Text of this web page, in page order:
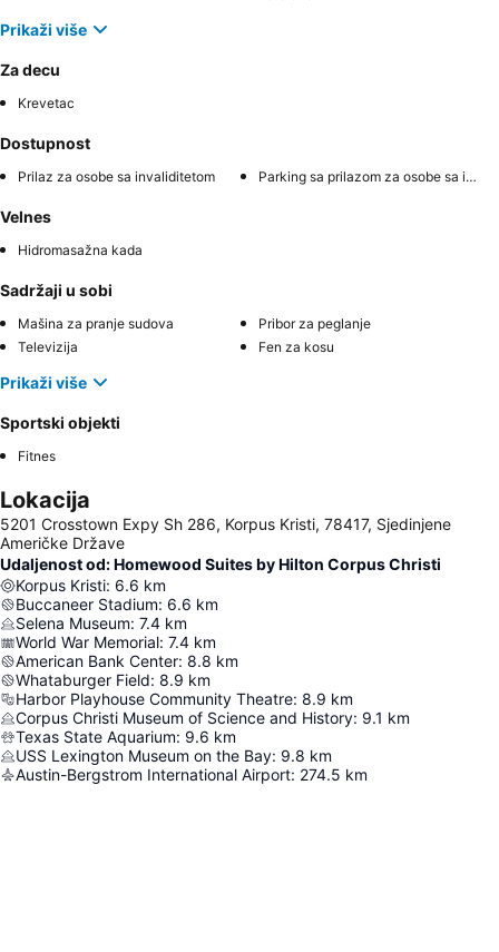
Prikaži više
Za decu
Krevetac
Dostupnost
Prilaz za osobe sa invaliditetom Parking sa prilazom za osobe sa invaliditetom
Velnes
Hidromasažna kada
Sadržaji u sobi
Mašina za pranje sudova
Pribor za peglanje
Televizija
Fen za kosu
Prikaži više
Sportski objekti
Fitnes
Lokacija
5201 Crosstown Expy Sh 286, Korpus Kristi, 78417, Sjedinjene
Američke Države
Udaljenost od: Homewood Suites by Hilton Corpus Christi
Korpus Kristi: 6.6 km
Buccaneer Stadium: 6.6 km
Selena Museum: 7.4 km
World War Memorial: 7.4 km
American Bank Center: 8.8 km
Whataburger Field: 8.9 km
Harbor Playhouse Community Theatre: 8.9 km
Corpus Christi Museum of Science and History: 9.1 km
Texas State Aquarium: 9.6 km
USS Lexington Museum on the Bay: 9.8 km
Austin-Bergstrom International Airport: 274.5 km